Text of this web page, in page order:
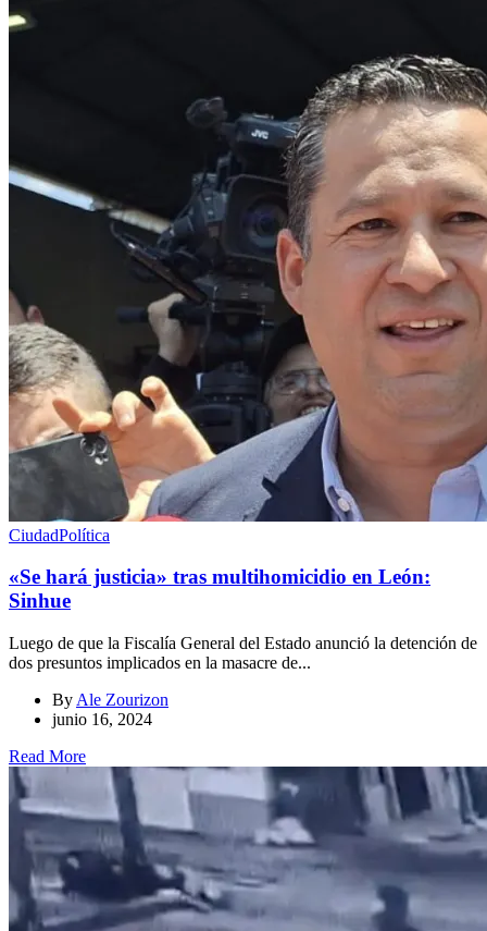
CiudadPolítica
«Se hará justicia» tras multihomicidio en León:
Sinhue
Luego de que la Fiscalía General del Estado anunció la detención de
dos presuntos implicados en la masacre de...
By Ale Zourizon
junio 16, 2024
Read More